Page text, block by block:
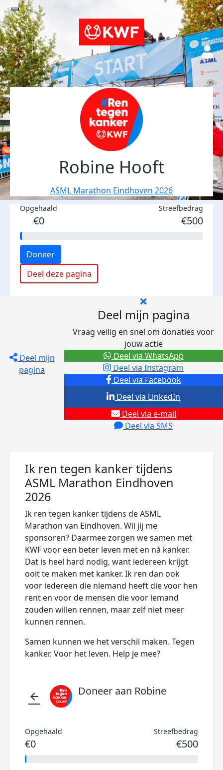
Robine Hooft
ASML Marathon Eindhoven 2026
Opgehaald
€0
Streefbedrag
€500
Doneer
Deel deze pagina
Deel mijn
pagina
Deel mijn pagina
Vraag veilig en snel om donaties voor
jouw actie
Deel via Facebook
Deel via Instagram
Deel via e-mail
Deel via SMS
Deel via LinkedIn
Deel via WhatsApp
Ik ren tegen kanker tijdens
ASML Marathon Eindhoven
2026
Ik ren tegen kanker tijdens de ASML
Marathon van Eindhoven. Wil jij me
sponsoren? Daarmee zorgen we samen met
KWF voor een beter leven met en ná kanker.
Dat is heel hard nodig, want iedereen krijgt
ooit te maken met kanker. Ik ren dan ook
voor iedereen die niemand heeft die voor hen
rent en voor de mensen die voor iemand
zouden willen rennen, maar zelf niet meer
kunnen rennen.
Samen kunnen we het verschil maken. Tegen
kanker. Voor het leven. Help je mee?
arrow_back Doneer aan Robine
Opgehaald
€0
Streefbedrag
€500